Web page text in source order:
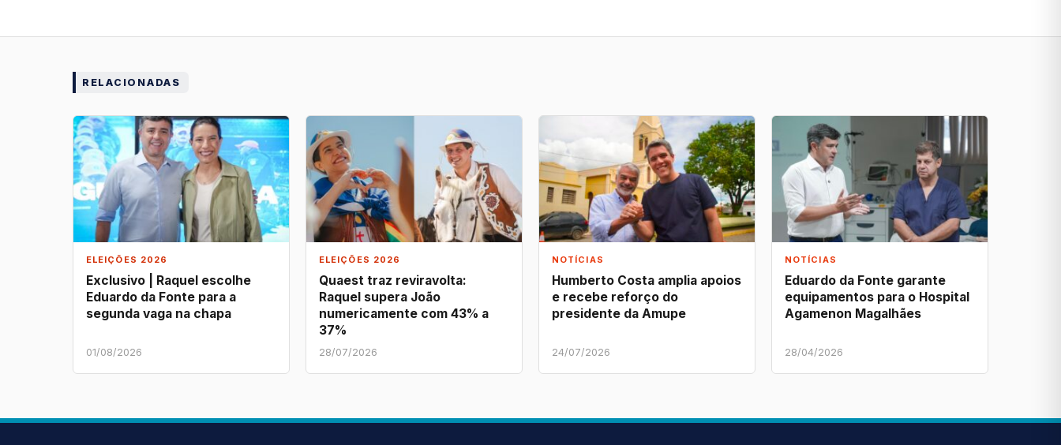
RELACIONADAS
ELEIÇÕES 2026
Exclusivo | Raquel escolhe
Eduardo da Fonte para a
segunda vaga na chapa
01/08/2026
ELEIÇÕES 2026
Quaest traz reviravolta:
Raquel supera João
numericamente com 43% a
37%
28/07/2026
NOTÍCIAS
Humberto Costa amplia apoios
e recebe reforço do
presidente da Amupe
24/07/2026
NOTÍCIAS
Eduardo da Fonte garante
equipamentos para o Hospital
Agamenon Magalhães
28/04/2026